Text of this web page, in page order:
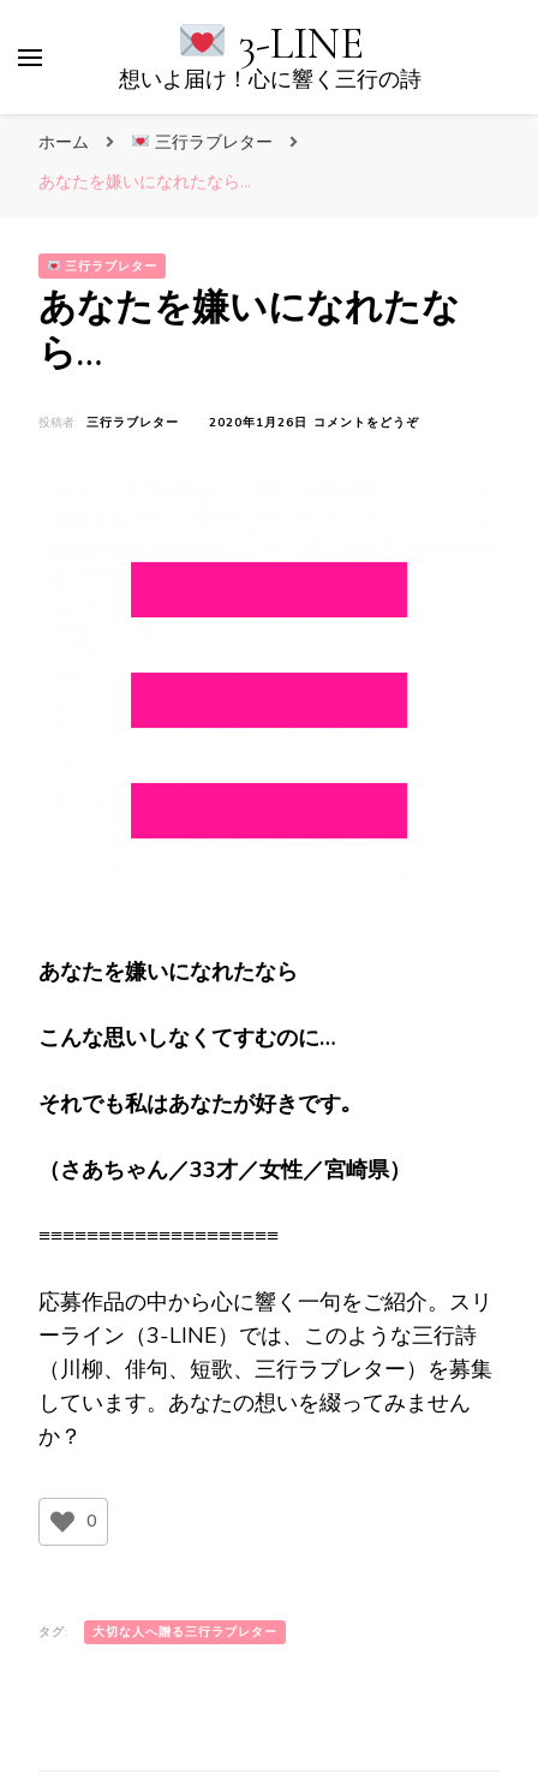
3-LINE
想いよ届け！心に響く三行の詩
ホーム
三行ラブレター
あなたを嫌いになれたなら…
三行ラブレター
あなたを嫌いになれたな
ら…
投稿者: 三行ラブレター 2020年1月26日 コメントをどうぞ(あ
あなたを嫌いになれたなら
こんな思いしなくてすむのに…
それでも私はあなたが好きです｡
（さあちゃん／33才／女性／宮崎県）
≡≡≡≡≡≡≡≡≡≡≡≡≡≡≡≡≡≡≡≡
応募作品の中から心に響く一句をご紹介。スリ
ーライン（3-LINE）では、このような三行詩
（川柳、俳句、短歌、三行ラブレター）を募集
しています。あなたの想いを綴ってみません
か？
0
タグ: 大切な人へ贈る三行ラブレター